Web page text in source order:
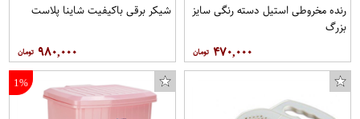
رنده مخروطی استیل دسته رنگی سایز
بزرگ
۴۷۰,۰۰۰
شیکر برقی باکیفیت شاینا پلاست
۹۸۰,۰۰۰
1%